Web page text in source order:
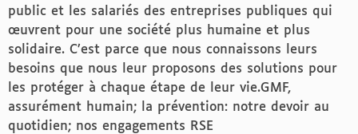
public et les salariés des entreprises publiques qui
œuvrent pour une société plus humaine et plus
solidaire. C’est parce que nous connaissons leurs
besoins que nous leur proposons des solutions pour
les protéger à chaque étape de leur vie.GMF,
assurément humain; la prévention: notre devoir au
quotidien; nos engagements RSE